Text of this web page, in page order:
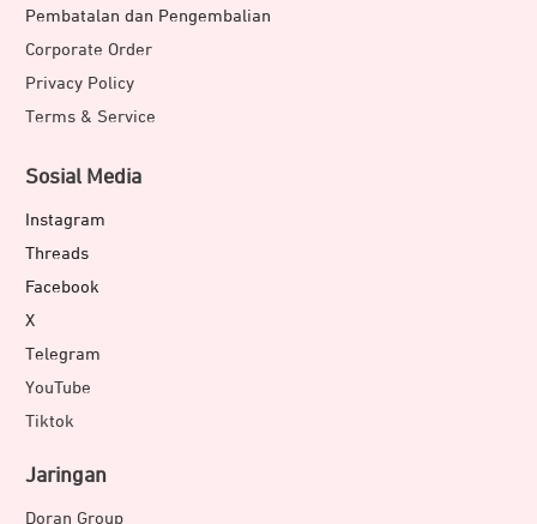
Pembatalan dan Pengembalian
Corporate Order
Privacy Policy
Terms & Service
Sosial Media
Instagram
Threads
Facebook
X
Telegram
YouTube
Tiktok
Jaringan
Doran Group